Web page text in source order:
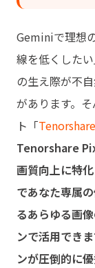
Geminiで理想
線を低くした
の生え際が不
があります。
ト「
Tenorshare
画質向上に特
であなた専属
るあらゆる画
ンで活用でき
ンが圧倒的に